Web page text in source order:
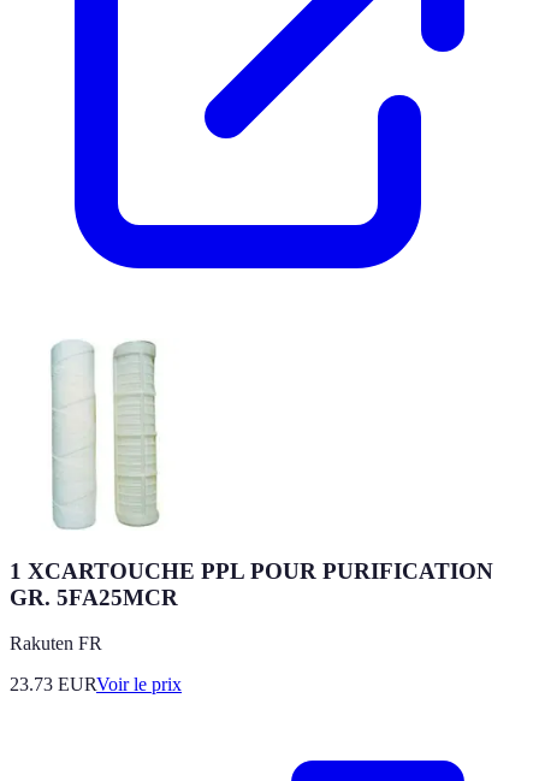
1 XCARTOUCHE PPL POUR PURIFICATION
GR. 5FA25MCR
Rakuten FR
23.73 EURVoir le prix